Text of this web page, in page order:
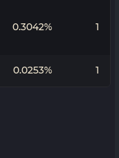
0.3042% 1
0.0253% 1